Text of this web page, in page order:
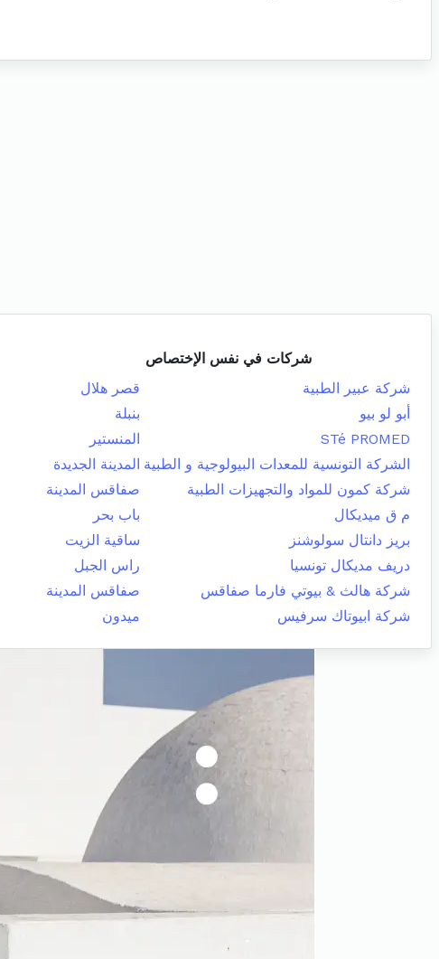
شركات في نفس الإختصاص
شركة عبير الطبية
قصر هلال
أبو لو بيو
بنبلة
STé PROMED
المنستير
الشركة التونسية للمعدات البيولوجية و الطبية المدينة الجديدة
شركة كمون للمواد والتجهيزات الطبية
صفاقس المدينة
م ق ميديكال
باب بحر
بريز دانتال سولوشنز
ساقية الزيت
دريف مديكال تونسيا
راس الجبل
شركة هالث & بيوتي فارما صفاقس
صفاقس المدينة
شركة ابيوتاك سرفيس
ميدون